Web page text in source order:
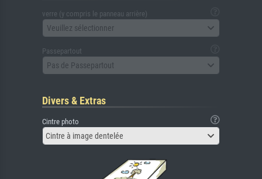
verre (y compris le panneau arrière)
Veuillez sélectionner
Passepartout
Pas de Passepartout
Divers & Extras
Cintre photo
Cintre à image dentelée